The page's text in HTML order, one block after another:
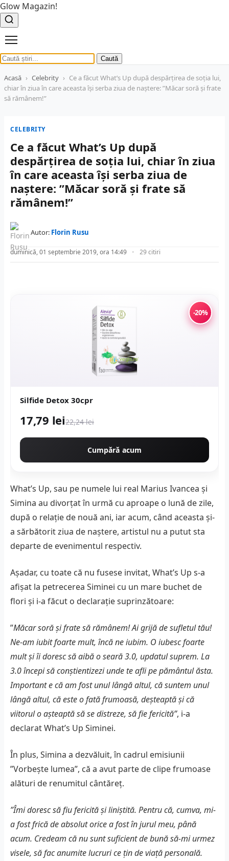
Glow Magazin!
Caută
Acasă › Celebrity › Ce a făcut What’s Up după despărțirea de soția lui,
chiar în ziua în care aceasta își serba ziua de naștere: ”Măcar soră şi frate
să rămânem!”
CELEBRITY
Ce a făcut What’s Up după
despărțirea de soția lui, chiar în ziua
în care aceasta își serba ziua de
naștere: ”Măcar soră şi frate să
rămânem!”
Autor: Florin Rusu
duminică, 01 septembrie 2019, ora 14:49 29 citiri
-20%
Silfide Detox 30cpr
17,79 lei22,24 lei
Cumpără acum
What’s Up, sau pe numele lui real Marius Ivancea și
Simina au divorțat în urmă cu aproape o lună de zile,
după o relație de nouă ani, iar acum, când aceasta și-
a sărbătorit ziua de naștere, artistul nu a putut sta
departe de evenimentul respectiv.
Așadar, cu toate că nu fusese invitat, What’s Up s-a
afișat la petrecerea Siminei cu un mare buchet de
flori și i-a făcut o declarație suprinzătoare:
”Măcar soră şi frate să rămânem! Ai grijă de sufletul tău!
Ne-am iubit foarte mult, încă ne iubim. O iubesc foarte
mult şi îi doresc să aibă o seară 3.0, updatul suprem. La
3.0 începi să conştientizezi unde te afli pe pământul ăsta.
Important e că am fost unul lângă altul, că suntem unul
lângă altul, că este o fată frumoasă, deşteaptă şi că
viitorul o aşteaptă să se distreze, să fie fericită”, i-a
declarat What’s Up Siminei.
În plus, Simina a dezvăluit, în cadrul emisiunii
”Vorbeşte lumea”, că a avut parte de clipe frumoase
alături de renumitul cântăreț.
”Îmi doresc să fiu fericită şi liniştită. Pentru că, cumva, mi-
a fost frică de absolut orice a fost în jurul meu, până
acum. Credeam că nu sunt suficient de bună să-mi urmez
visele, să fac anumite lucruri ce ţin de viaţă personală.